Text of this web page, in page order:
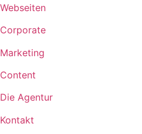
Webseiten
Corporate
Marketing
Content
Die Agentur
Kontakt